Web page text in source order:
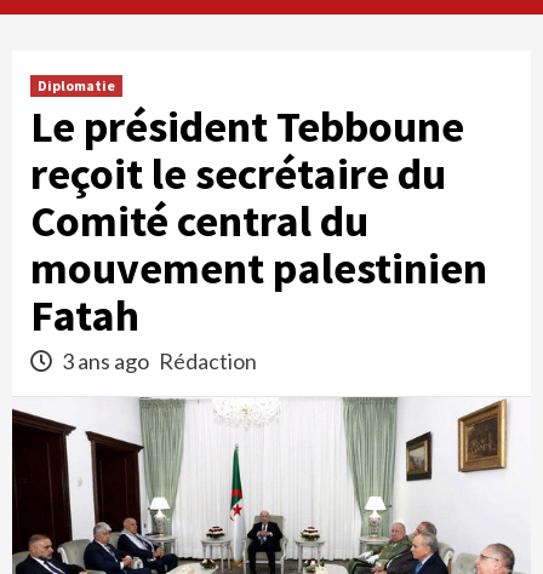
Diplomatie
Le président Tebboune
reçoit le secrétaire du
Comité central du
mouvement palestinien
Fatah
3 ans ago Rédaction